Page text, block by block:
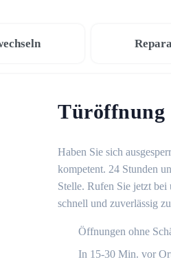
Türöffnung
Haben Sie sich
kompetent. 24 Stunden
Stelle. Rufen Sie jetzt
schnell und zuverlässig
Öffnungen ohne
In 15-30 Min. vor